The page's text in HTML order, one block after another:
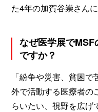
た4年の加賀谷崇さん
なぜ医学展で
ですか？
「紛争や災害、貧困
外で活動する医療者の
らいたい、視野を広げ